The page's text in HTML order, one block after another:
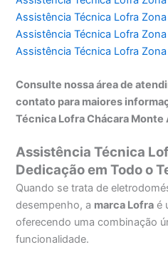
Assistência Técnica Lofra
Assistência Técnica Lofra
Assistência Técnica Lofra Zona
Consulte nossa área de
contato para maiores
Técnica Lofra Chácara Monte
Assistência Técnica
Dedicação em Todo o
Quando se trata de
desempenho, a marca Lofra é
oferecendo uma combinação
funcionalidade.